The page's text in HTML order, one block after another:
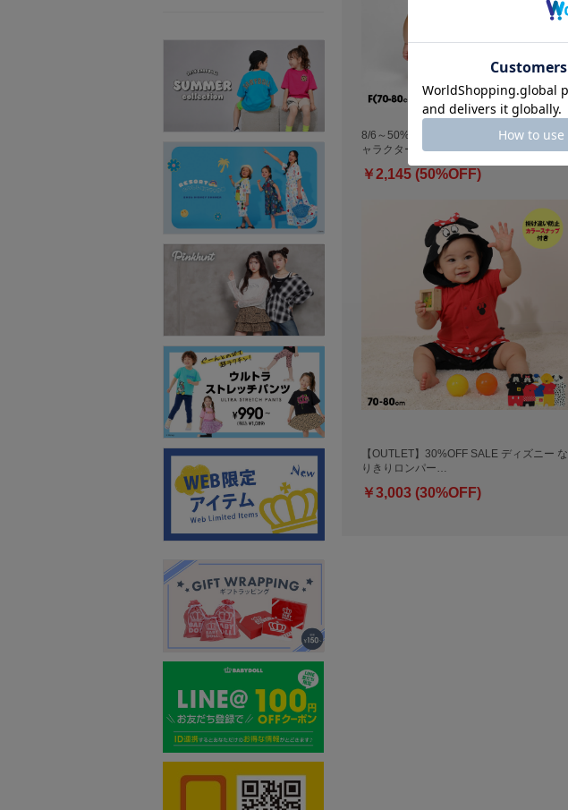
8/6～50%OFF SALE ディズニー おしりキ
ャラクターロンパ…
￥2,145 (50%OFF)
【OUTLET】30%OFF SALE ディズニー な
りきりロンパー…
￥3,003 (30%OFF)